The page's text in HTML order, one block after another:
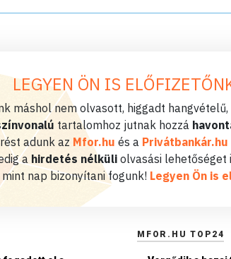
LEGYEN ÖN IS
máshol nem olvasott, higgadt
tartalomhoz jutnak hozzá
adunk az Mfor.hu és a Privátbankár.hu
a hirdetés nélküli olvasási lehetőséget
mint nap bizonyítani fogunk! Legyen Ön is
MFOR.HU TOP24